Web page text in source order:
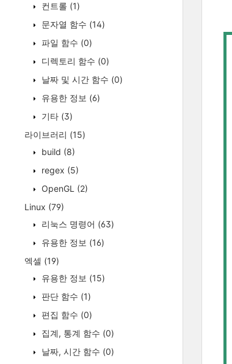
컨트롤 (1)
문자열 함수 (14)
파일 함수 (0)
디렉토리 함수 (0)
날짜 및 시간 함수 (0)
유용한 정보 (6)
기타 (3)
라이브러리 (15)
build (8)
regex (5)
OpenGL (2)
Linux (79)
리눅스 명령어 (63)
유용한 정보 (16)
엑셀 (19)
유용한 정보 (15)
판단 함수 (1)
편집 함수 (0)
집계, 통계 함수 (0)
날짜, 시간 함수 (0)